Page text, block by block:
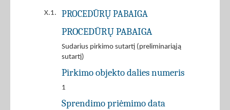
X.1. PROCEDŪRŲ PABAIGA
PROCEDŪRŲ PABAIGA
Sudarius pirkimo sutartį (preliminariąją
sutartį)
Pirkimo objekto dalies numeris
1
Sprendimo priėmimo data